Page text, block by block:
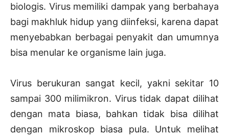
biologis. Virus memiliki dampak yang berbahaya
bagi makhluk hidup yang diinfeksi, karena dapat
menyebabkan berbagai penyakit dan umumnya
bisa menular ke organisme lain juga.
Virus berukuran sangat kecil, yakni sekitar 10
sampai 300 milimikron. Virus tidak dapat dilihat
dengan mata biasa, bahkan tidak bisa dilihat
dengan mikroskop biasa pula. Untuk melihat